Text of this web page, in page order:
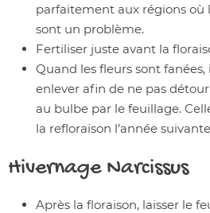
parfaitement aux régions où
sont un problème.
Fertiliser juste avant la
Quand les fleurs sont
enlever afin de ne pas
au bulbe par le feuillage.
la refloraison l’année
HivernageNarcissus
Après la floraison, laisser le